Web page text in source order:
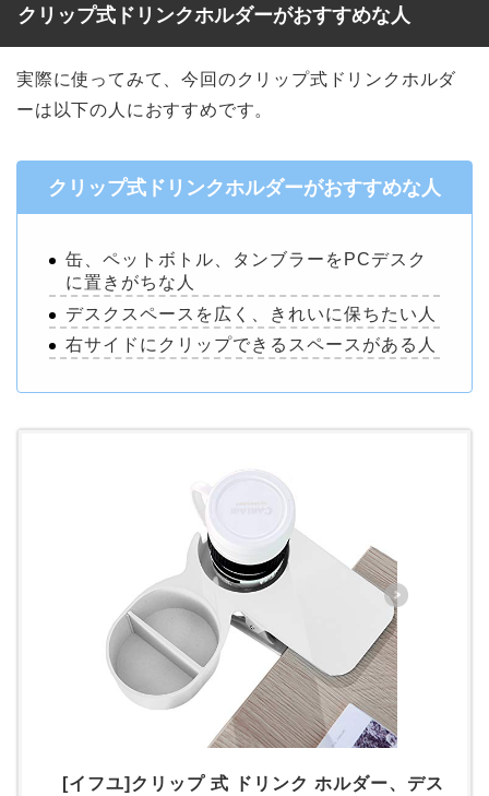
クリップ式ドリンクホルダーがおすすめな人
実際に使ってみて、今回のクリップ式ドリンクホルダ
ーは以下の人におすすめです。
クリップ式ドリンクホルダーがおすすめな人
缶、ペットボトル、タンブラーをPCデスク
に置きがちな人
デスクスペースを広く、きれいに保ちたい人
右サイドにクリップできるスペースがある人
[イフユ]クリップ 式 ドリンク ホルダー、デス